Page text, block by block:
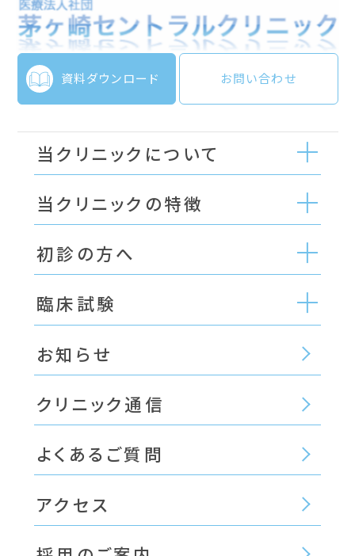
資料ダウンロード お問い合わせ
当クリニックについて
当クリニックの特徴
初診の方へ
臨床試験
お知らせ
クリニック通信
よくあるご質問
アクセス